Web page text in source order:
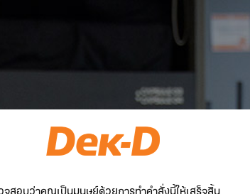
จสอบว่าคุณเป็นมนุษย์ด้วยการทำคำสั่งนี้ให้เสร็จสิ้น